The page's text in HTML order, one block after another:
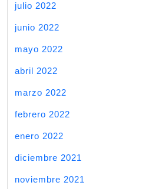
julio 2022
junio 2022
mayo 2022
abril 2022
marzo 2022
febrero 2022
enero 2022
diciembre 2021
noviembre 2021